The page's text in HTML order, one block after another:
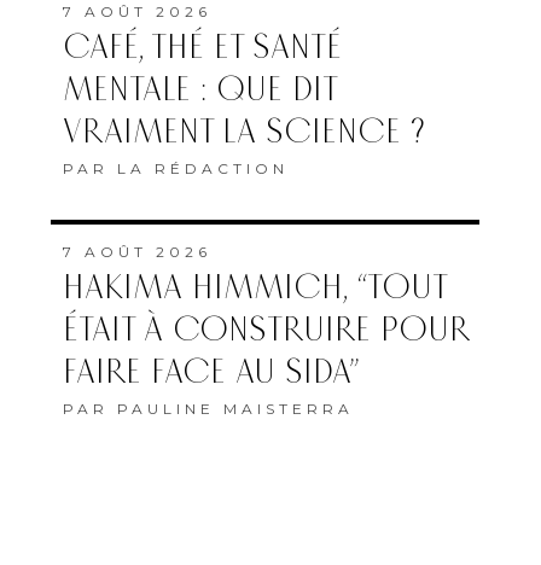
7 AOÛT 2026
CAFÉ, THÉ ET SANTÉ
MENTALE : QUE DIT
VRAIMENT LA SCIENCE ?
PAR LA RÉDACTION
7 AOÛT 2026
HAKIMA HIMMICH, “TOUT
ÉTAIT À CONSTRUIRE POUR
FAIRE FACE AU SIDA”
PAR PAULINE MAISTERRA